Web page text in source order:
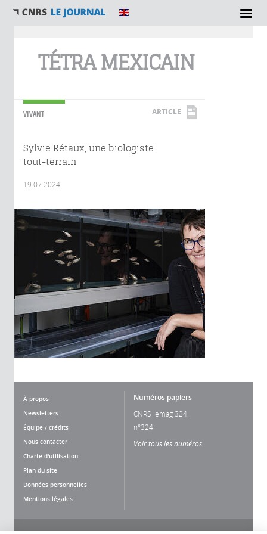
TÉTRA MEXICAIN
VIVANT ARTICLE
Sylvie Rétaux, une biologiste
tout-terrain
19.07.2024
À propos
Newsletters
Équipe / crédits
Nous contacter
Charte d'utilisation
Plan du site
Données personnelles
Mentions légales
Numéros papiers
CNRS lemag 324
n°324
Voir tous les numéros